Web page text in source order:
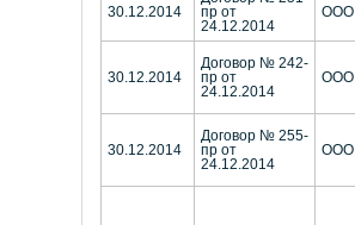
30.12.2014
пр от
24.12.2014
ООО
30.12.2014
Договор № 242-
пр от
24.12.2014
ООО
30.12.2014
Договор № 255-
пр от
24.12.2014
ООО